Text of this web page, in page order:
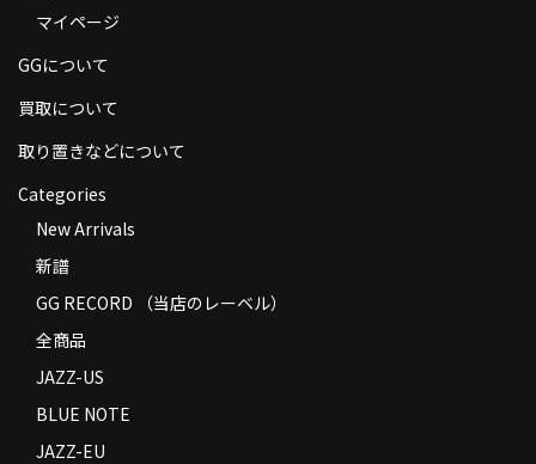
商品の発送
お支払い方法
Privacy Policy
特定商取引法に基づく表示
マイページ
GGについて
買取について
取り置きなどについて
Categories
New Arrivals
新譜
GG RECORD （当店のレーベル）
全商品
JAZZ-US
BLUE NOTE
JAZZ-EU